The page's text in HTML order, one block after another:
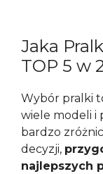
Jaka
TOP 5 w
Wybór pralki
wiele modeli i
bardzo
decyzji,
najlepszych